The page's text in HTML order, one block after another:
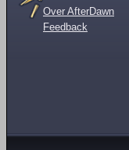
Over AfterDawn
Feedback